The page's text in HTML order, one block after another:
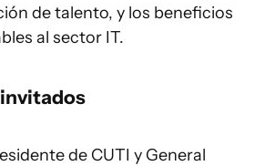
de talento, y los beneficios
al sector IT.
de CUTI y General